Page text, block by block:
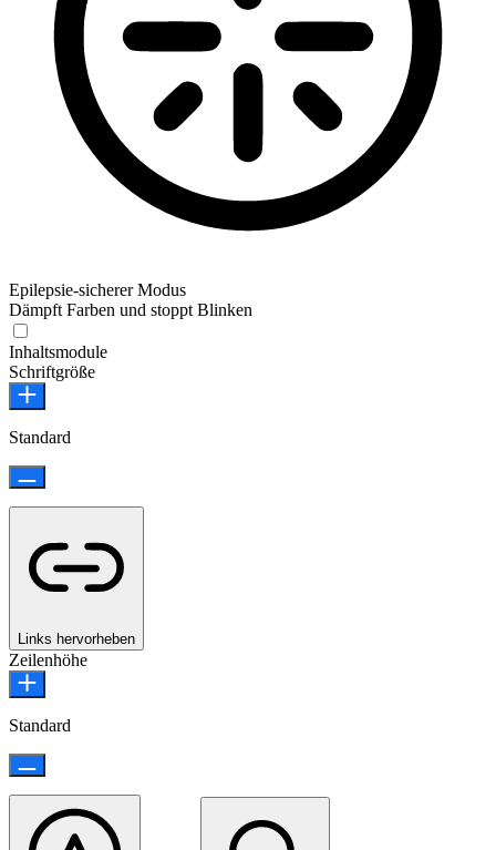
Epilepsie-sicherer Modus
Dämpft Farben und stoppt Blinken
Inhaltsmodule
Schriftgröße
Standard
Links hervorheben
Zeilenhöhe
Standard